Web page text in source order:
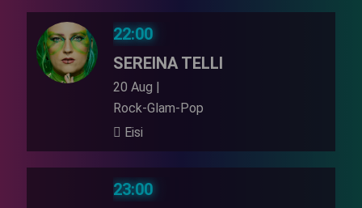
22:00
SEREINA TELLI
20 Aug |
Rock-Glam-Pop
Eisi
23:00